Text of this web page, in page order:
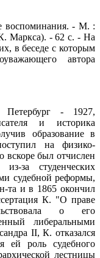
- М. :
Маркса). - 62 с. - На
в беседе с которым
автора
- 1927,
и историка
образование в
на физико-
вскоре был отчислен
за студенческих
судебной реформы,
та и в 1865 окончил
К. "О праве
о его
либеральными
II, К. отказался
ей роль судебного
лестницы